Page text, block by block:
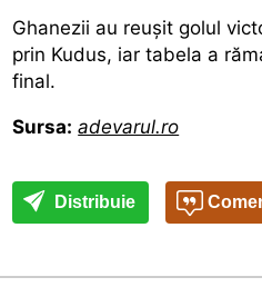
Ghanezii au reușit golul
prin Kudus, iar tabela a
final.
Sursa: adevarul.ro
Distribuie